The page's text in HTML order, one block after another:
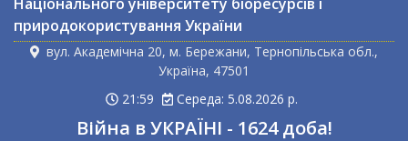
природокористування України
вул. Академічна 20, м. Бережани, Тернопільська обл.,
Україна, 47501
21:59
Середа: 5.08.2026 р.
Війна в УКРАЇНІ - 1624 доба!